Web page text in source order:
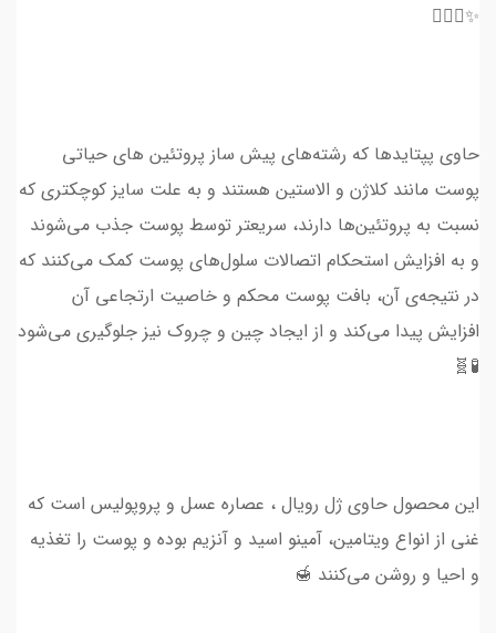
✨💆🏻‍♀
حاوی پپتاید‌ها که رشته‌های پیش ساز پروتئین ‌های حیاتی
پوست مانند کلاژن و الاستین هستند و به علت سایز کوچکتری که
نسبت به پروتئین‌ها دارند، سریعتر توسط پوست جذب می‌شوند
و به افزایش استحکام اتصالات سلول‌های پوست کمک می‌کنند که
در نتیجه‌ی آن، بافت پوست محکم و خاصیت ارتجاعی آن
افزایش پیدا می‌کند و از ایجاد چین و چروک نیز جلوگیری می‌شود
🧪🧬
این محصول حاوی ژل رویال ، عصاره عسل و پروپولیس است که
غنی از انواع ویتامین، آمینو اسید و آنزیم بوده و پوست را تغذیه
و احیا و روشن می‌کنند 🍯